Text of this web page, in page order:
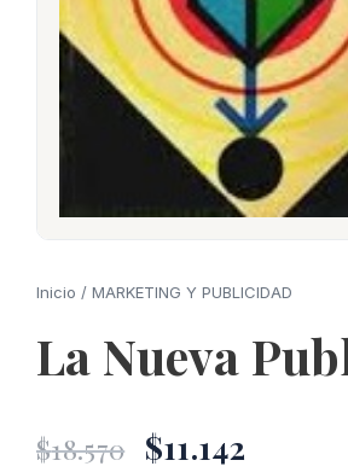
Inicio / MARKETING Y PUBLICIDAD
La Nueva
$18.570 El
$11.142